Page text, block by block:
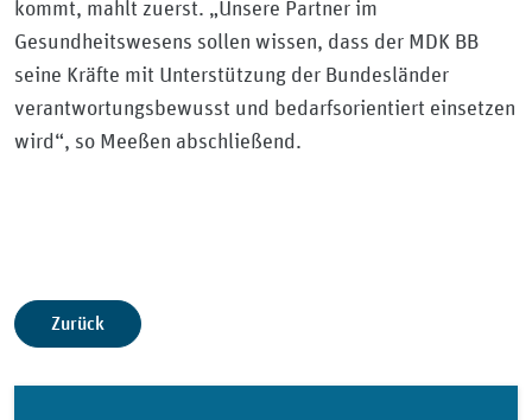
kommt, mahlt zuerst. „Unsere Partner im
Gesundheitswesens sollen wissen, dass der MDK BB
seine Kräfte mit Unterstützung der Bundesländer
verantwortungsbewusst und bedarfsorientiert einsetzen
wird“, so Meeßen abschließend.
Zurück